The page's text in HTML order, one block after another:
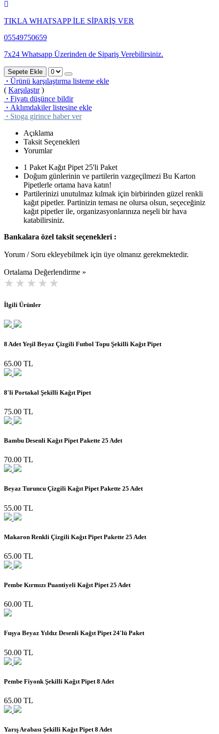
TIKLA WHATSAPP İLE SİPARİŞ VER
05549750659
7x24 Whatsapp Üzerinden de Sipariş Verebilirsiniz.
Sepete Ekle
· Ürünü karşılaştırma listeme ekle
( Karşılaştır)
· Fiyatı düşünce bildir
· Aklımdakiler listesine ekle
· Stoga girince haber ver
Açıklama
Taksit Seçenekleri
Yorumlar
1 Paket Kağıt Pipet 25'li Paket
Doğum günlerinin ve partilerin vazgeçilmezi Bu Karton
Pipetlerle ortama hava katın!
Partilerinizi unutulmaz kılmak için birbirinden güzel renkli
kağıt pipetler. Partinizin teması ne olursa olsun, seçeceğiniz
kağıt pipetler ile, organizasyonlarınıza neşeli bir hava
katabilirsiniz.
Bankalara özel taksit seçenekleri :
Yorum / Soru ekleyebilmek için üye olmanız gerekmektedir.
Ortalama Değerlendirme »
İlgili Ürünler
8 Adet Yeşil Beyaz Çizgili Futbol Topu Şekilli Kağıt Pipet
65.00 TL
8'li Portakal Şekilli Kağıt Pipet
75.00 TL
Bambu Desenli Kağıt Pipet Pakette 25 Adet
70.00 TL
Beyaz Turuncu Çizgili Kağıt Pipet Pakette 25 Adet
55.00 TL
Makaron Renkli Çizgili Kağıt Pipet Pakette 25 Adet
65.00 TL
Pembe Kırmızı Puantiyeli Kağıt Pipet 25 Adet
60.00 TL
Fuşya Beyaz Yıldız Desenli Kağıt Pipet 24'lü Paket
50.00 TL
Pembe Fiyonk Şekilli Kağıt Pipet 8 Adet
65.00 TL
Yarış Arabası Şekilli Kağıt Pipet 8 Adet